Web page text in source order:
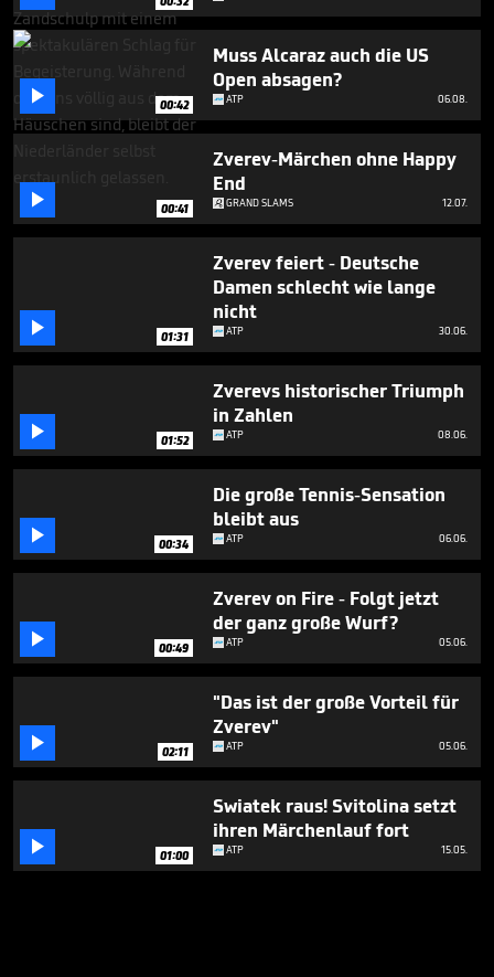
1
minute,
7
 00:42
Muss Alcaraz auch die US
Open absagen?
ATP 06.08.
 00:41
Zverev-Märchen ohne Happy
End
GRAND SLAMS 12.07.
 01:31
Zverev feiert - Deutsche
Damen schlecht wie lange
nicht
ATP 30.06.
 01:52
Zverevs historischer Triumph
in Zahlen
ATP 08.06.
 00:34
Die große Tennis-Sensation
bleibt aus
ATP 06.06.
 00:49
Zverev on Fire - Folgt jetzt
der ganz große Wurf?
ATP 05.06.
 02:11
"Das ist der große Vorteil für
Zverev"
ATP 05.06.
 01:00
Swiatek raus! Svitolina setzt
ihren Märchenlauf fort
ATP 15.05.